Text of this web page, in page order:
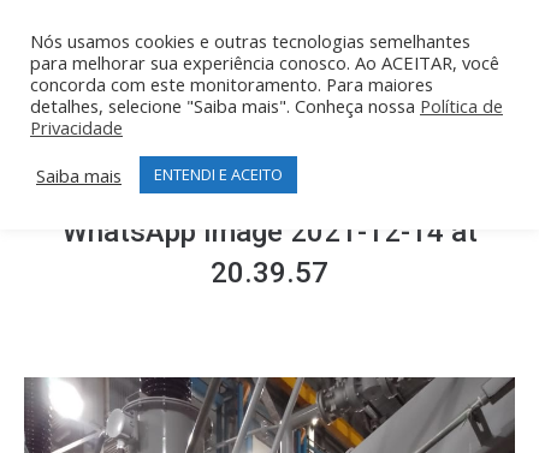
WhatsApp Image 2021-12-14 at
20.39.57
Nós usamos cookies e outras tecnologias semelhantes
para melhorar sua experiência conosco. Ao ACEITAR, você
concorda com este monitoramento. Para maiores
detalhes, selecione "Saiba mais". Conheça nossa Política de
Privacidade
Saiba mais
ENTENDI E ACEITO